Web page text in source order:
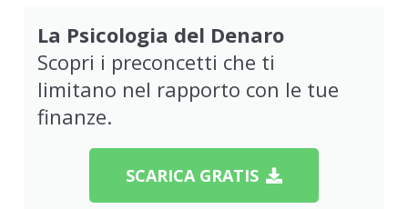
La Psicologia del Denaro
Scopri i preconcetti che ti
limitano nel rapporto con le tue
finanze.
SCARICA GRATIS